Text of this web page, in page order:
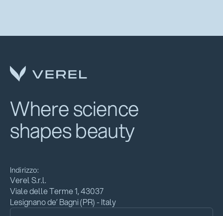
Where science
shapes beauty
Indirizzo:
Verel S.r.l.
Viale delle Terme 1, 43037
Lesignano de’ Bagni (PR) - Italy